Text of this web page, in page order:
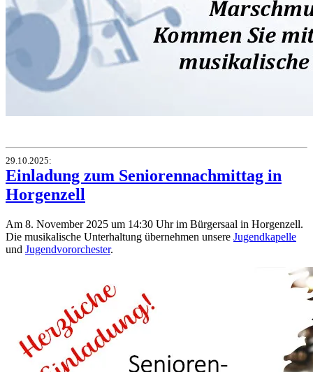
29.10.2025:
Einladung zum Seniorennachmittag in
Horgenzell
Am 8. November 2025 um 14:30 Uhr im Bürgersaal in Horgenzell.
Die musikalische Unterhaltung übernehmen unsere Jugendkapelle
und Jugendvororchester.